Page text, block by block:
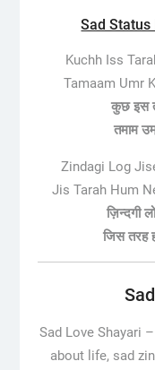
Sad Status
Kuchh Iss
Tamaam Umr
कुछ इस
तमाम
Zindagi Log
Jis Tarah Hum
ज़िन्दगी
जिस तरह
Sad Love Shayari
about life, sad